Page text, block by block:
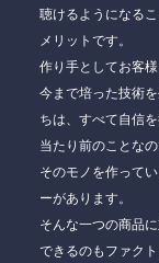
聴けるようになる
メリットです。
作り手としてお客
今まで培った技術
ちは、すべて自信
当たり前のことなの
そのモノを作って
ーがあります。
そんな一つの商品
できるのもファク